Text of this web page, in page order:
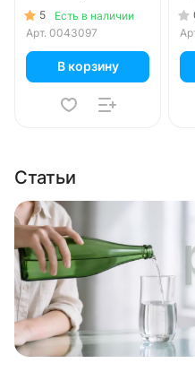
5
Есть в наличии
Арт. 0043097
В корзину
в
Статьи